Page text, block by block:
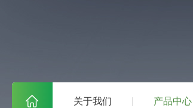
关于我们 产品中心